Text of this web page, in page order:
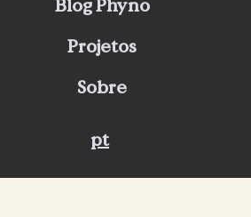
Blog Phyno
Projetos
Sobre
pt